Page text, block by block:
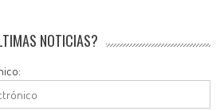
NOTICIAS?